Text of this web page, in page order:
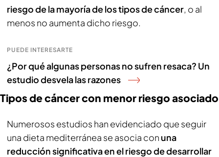
riesgo de la mayoría de los tipos de cáncer, o al
menos no aumenta dicho riesgo.
PUEDE INTERESARTE
¿Por qué algunas personas no sufren resaca? Un
estudio desvela las razones
Tipos de cáncer con menor riesgo asociado
Numerosos estudios han evidenciado que seguir
una dieta mediterránea se asocia con una
reducción significativa en el riesgo de desarrollar